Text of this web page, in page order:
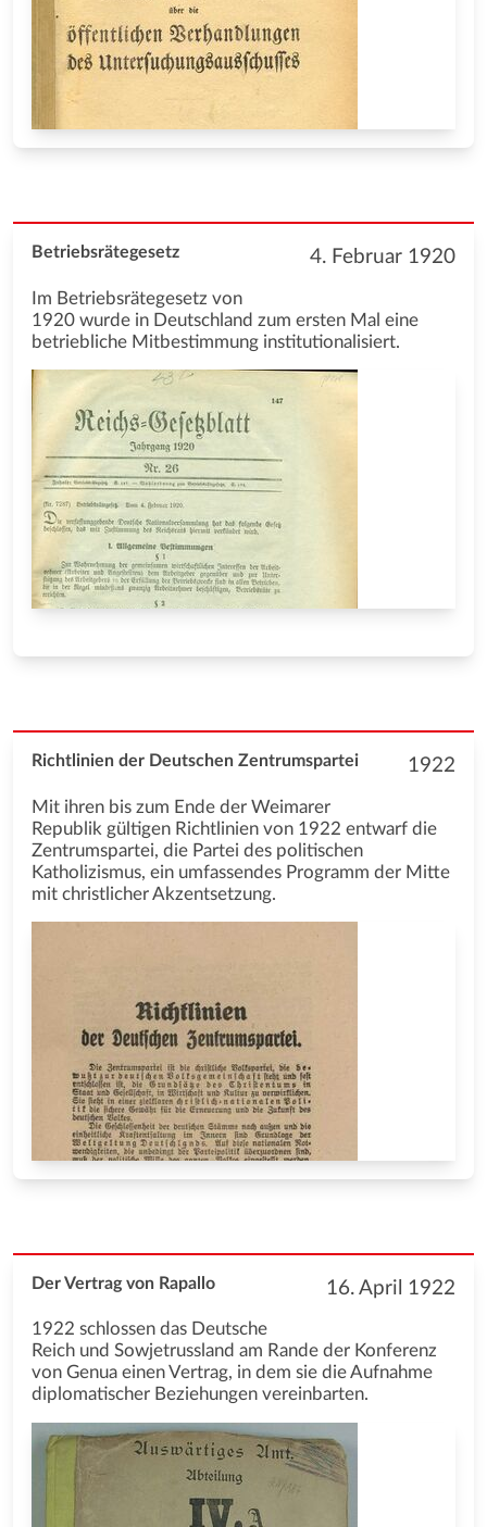
4. Februar 1920
Betriebsrätegesetz
Im Betriebsrätegesetz von
1920 wurde in Deutschland zum ersten Mal eine
betriebliche Mitbestimmung institutionalisiert.
1922
Richtlinien der Deutschen Zentrumspartei
Mit ihren bis zum Ende der Weimarer
Republik gültigen Richtlinien von 1922 entwarf die
Zentrumspartei, die Partei des politischen
Katholizismus, ein umfassendes Programm der Mitte
mit christlicher Akzentsetzung.
16. April 1922
Der Vertrag von Rapallo
1922 schlossen das Deutsche
Reich und Sowjetrussland am Rande der Konferenz
von Genua einen Vertrag, in dem sie die Aufnahme
diplomatischer Beziehungen vereinbarten.